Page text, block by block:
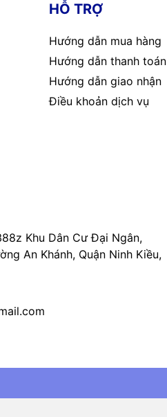
HỖ TRỢ
Hướng dẫn mua hàng
Hướng dẫn thanh toán
Hướng dẫn giao nhận
Điều khoản dịch vụ
Khu Dân Cư Đại Ngân,
An Khánh, Quận Ninh Kiều,